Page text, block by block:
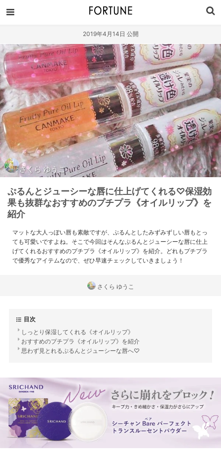
2019年4月14日 公開
さくら ゆうこ
ぷるんとジューシーな唇に仕上げてくれる♡保湿効
果も抜群なおすすめのプチプラ《オイルリップ》を
紹介
マットな大人っぽい唇も素敵ですが、ぷるんとしたみずみずしい唇もとっ
ても可愛いですよね。そこで今回はそんなぷるんとジューシーな唇に仕上
げてくれるおすすめのプチプラ《オイルリップ》を紹介。どれもプチプラ
で優秀なアイテムなので、ぜひ早速チェックしていきましょう！
さくら ゆうこ
目次
しっとり保湿してくれる《オイルリップ》
おすすめのプチプラ《オイルリップ》を紹介
思わず見とれるぷるんとジューシーな唇へ♡